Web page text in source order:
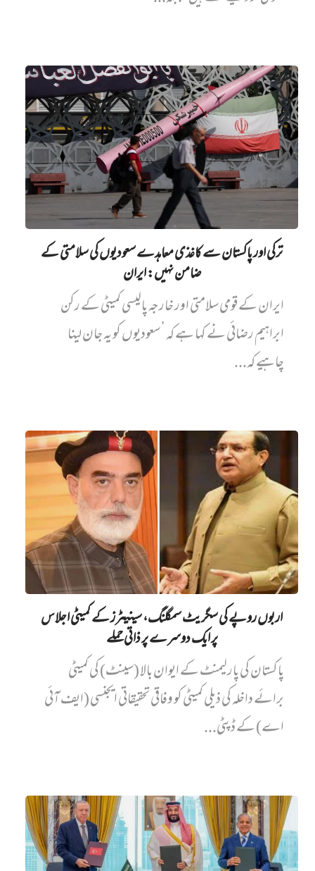
ترکی اور پاکستان سے کاغذی معاہدے سعودیوں کی سلامتی کے
ضامن نہیں‌: ایران
ایران کے قومی سلامتی اور خارجہ پالیسی کمیٹی کے رکن
ابراہیم رضائی نے کہا ہے کہ ’سعودیوں کو یہ جان لینا
چاہیے کہ...
اربوں روپے کی سگریٹ سمگلنگ، سینیٹرز کے کمیٹی اجلاس
پر ایک دوسرے پر ذاتی حملے
پاکستان کی پارلیمنٹ کے ایوان بالا (سینٹ) کی کمیٹی
برائے داخلہ کی ذیلی کمیٹی کو وفاقی تحقیقاتی ایجنسی (ایف آئی
اے) کے ڈپٹی...